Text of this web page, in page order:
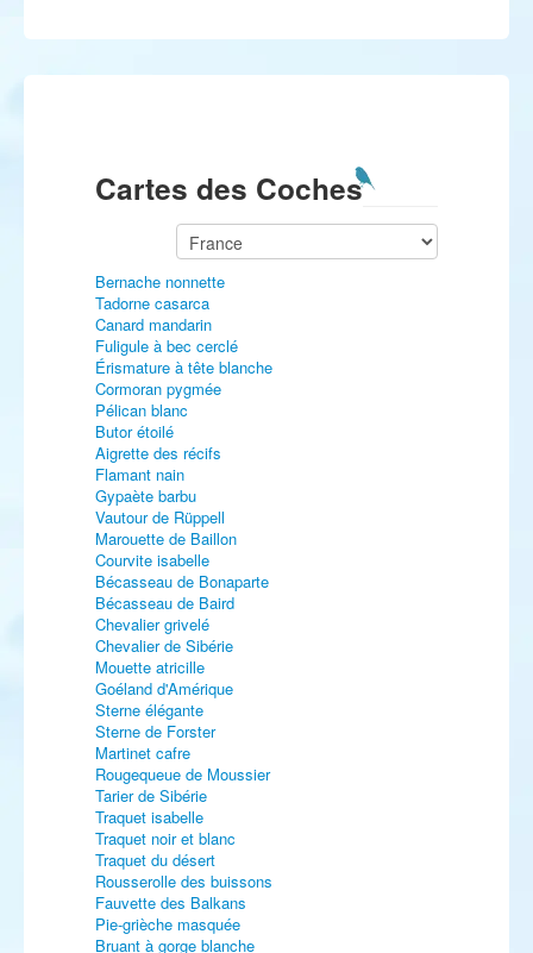
Cartes des Coches
Bernache nonnette
Tadorne casarca
Canard mandarin
Fuligule à bec cerclé
Érismature à tête blanche
Cormoran pygmée
Pélican blanc
Butor étoilé
Aigrette des récifs
Flamant nain
Gypaète barbu
Vautour de Rüppell
Marouette de Baillon
Courvite isabelle
Bécasseau de Bonaparte
Bécasseau de Baird
Chevalier grivelé
Chevalier de Sibérie
Mouette atricille
Goéland d'Amérique
Sterne élégante
Sterne de Forster
Martinet cafre
Rougequeue de Moussier
Tarier de Sibérie
Traquet isabelle
Traquet noir et blanc
Traquet du désert
Rousserolle des buissons
Fauvette des Balkans
Pie-grièche masquée
Bruant à gorge blanche